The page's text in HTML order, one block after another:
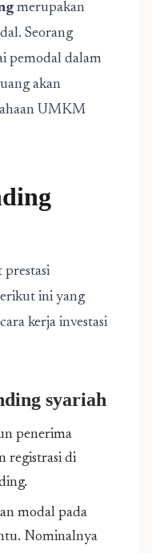
merupakan
Seorang
pemodal dalam
akan
UMKM
ini yang
kerja investasi
syariah
penerima
registrasi di
modal pada
Nominalnya